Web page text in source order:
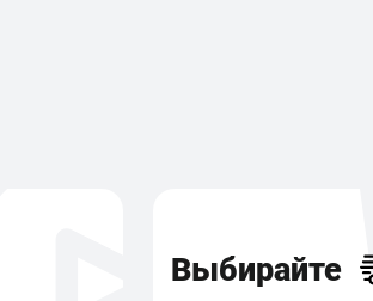
Выбирайте